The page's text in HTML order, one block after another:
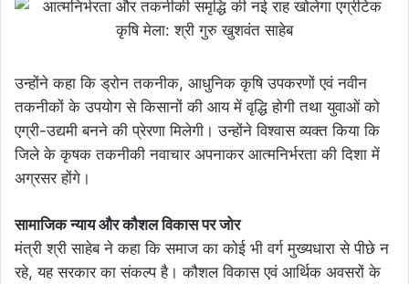
उन्होंने कहा कि ड्रोन तकनीक, आधुनिक कृषि उपकरणों एवं नवीन
तकनीकों के उपयोग से किसानों की आय में वृद्धि होगी तथा युवाओं को
एग्री-उद्यमी बनने की प्रेरणा मिलेगी। उन्होंने विश्वास व्यक्त किया कि
जिले के कृषक तकनीकी नवाचार अपनाकर आत्मनिर्भरता की दिशा में
अग्रसर होंगे।
सामाजिक न्याय और कौशल विकास पर जोर
मंत्री श्री साहेब ने कहा कि समाज का कोई भी वर्ग मुख्यधारा से पीछे न
रहे, यह सरकार का संकल्प है। कौशल विकास एवं आर्थिक अवसरों के